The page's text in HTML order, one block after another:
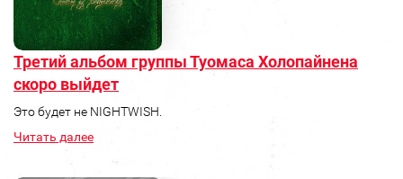
Третий альбом группы Туомаса Холопайнена
скоро выйдет
Это будет не NIGHTWISH.
Читать далее